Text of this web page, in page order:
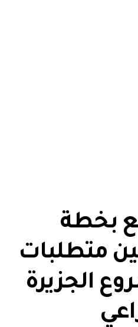
بخطة
متطلبات
الجزيرة